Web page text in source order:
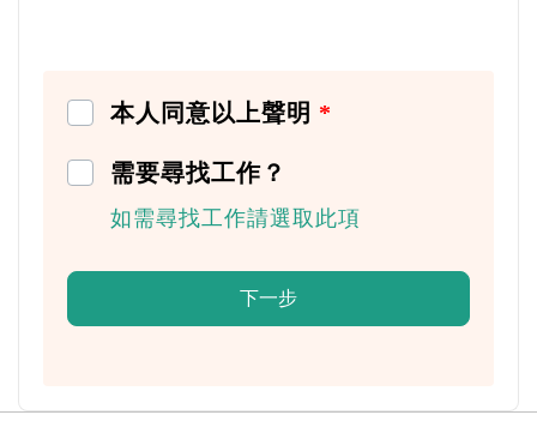
本人同意以上聲明
需要尋找工作？
如需尋找工作請選取此項
下一步